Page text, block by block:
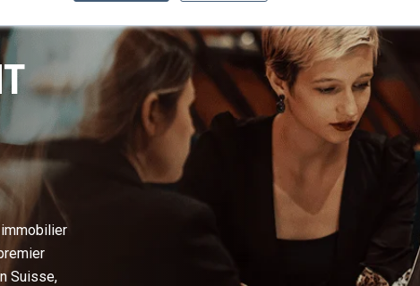
Suisse,